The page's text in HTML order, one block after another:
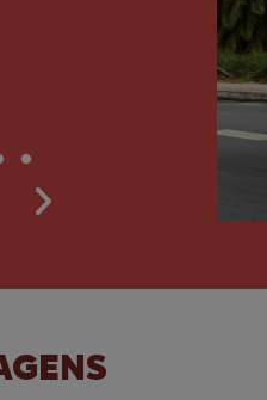
Frente robusta